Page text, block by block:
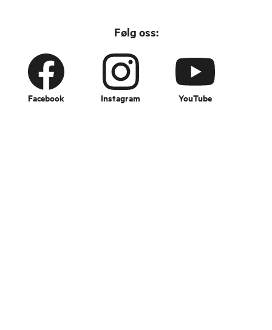
Følg oss:
Facebook Instagram YouTube